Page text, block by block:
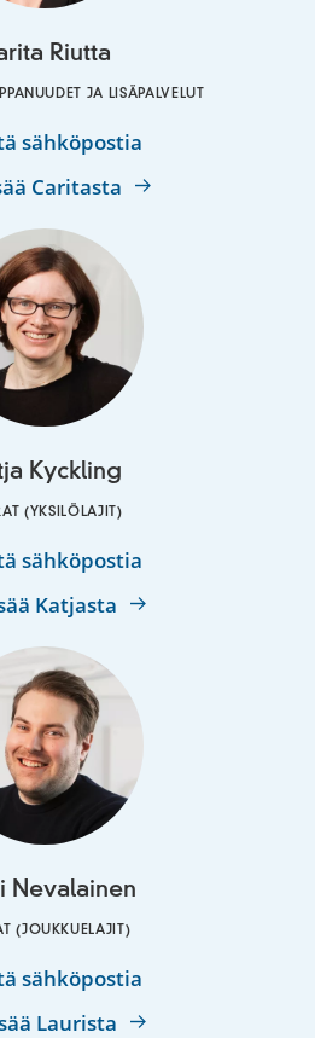
Riutta
JA LISÄPALVELUT
sähköpostiaCarita
Caritasta
Kyckling
(YKSILÖLAJIT)
sähköpostiaKatja
Katjasta
Nevalainen
(JOUKKUELAJIT)
sähköpostiaLauri
Laurista